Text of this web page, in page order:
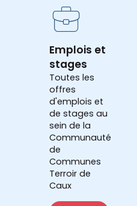
Emplois et
stages
Toutes les
offres
d'emplois et
de stages au
sein de la
Communauté
de
Communes
Terroir de
Caux